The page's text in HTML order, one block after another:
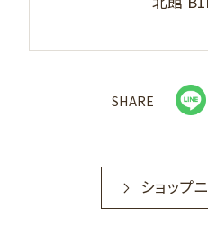
SHARE
ショップ